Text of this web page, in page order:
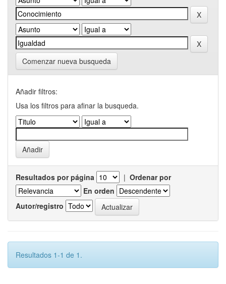
Comenzar nueva busqueda
Añadir filtros:
Usa los filtros para afinar la busqueda.
Resultados por página | Ordenar por
En orden
Autor/registro
Resultados 1-1 de 1.